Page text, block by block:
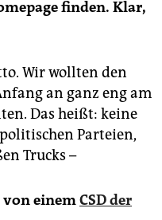
Straße an der
und die Heinrich-
in Kreuzberg.
im Dyke* Garten
im Vorverkauf, Tickets
es handelt sich
Genesene und
(heg)
finden. Klar,
Wir wollten den
an ganz eng am
Das heißt: keine
Parteien,
Trucks –
von einemCSD der